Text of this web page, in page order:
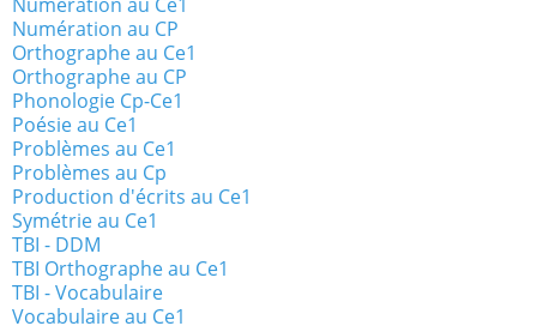
Numération au CP
Orthographe au Ce1
Orthographe au CP
Phonologie Cp-Ce1
Poésie au Ce1
Problèmes au Ce1
Problèmes au Cp
Production d'écrits au Ce1
Symétrie au Ce1
TBI - DDM
TBI Orthographe au Ce1
TBI - Vocabulaire
Vocabulaire au Ce1